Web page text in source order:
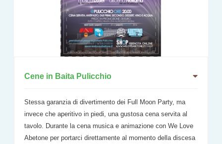
Cene in Baita Pulicchio
Stessa garanzia di divertimento dei Full Moon Party, ma
invece che aperitivo in piedi, una gustosa cena servita al
tavolo. Durante la cena musica e animazione con We Love
Abetone per portarci direttamente al momento della discesa